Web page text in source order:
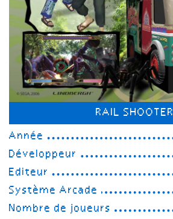
RAIL SHOOTER
Année
Développeur
Editeur
Système Arcade
Nombre de joueurs